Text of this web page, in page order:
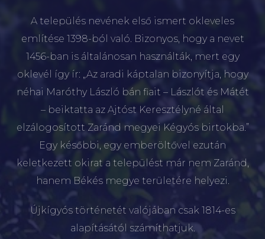
A település nevének első ismert okleveles
említése 1398-ból való. Bizonyos, hogy a nevet
1456-ban is általánosan használták, mert egy
oklevél így ír: „Az aradi káptalan bizonyítja, hogy
néhai Maróthy László bán fiait – Lászlót és Mátét
– beiktatta az Ajtóst Keresztélyné által
elzálogosított Zaránd megyei Kégyós birtokba.”
Egy későbbi, egy emberöltővel ezután
keletkezett okirat a települést már nem Zaránd,
hanem Békés megye területére helyezi.
Újkígyós történetét valójában csak 1814-es
alapításától számíthatjuk.